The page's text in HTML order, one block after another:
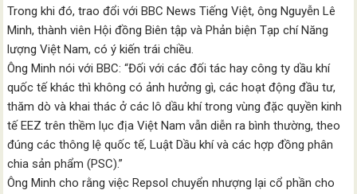
Trong khi đó, trao đổi với BBC News Tiếng Việt, ông Nguyễn Lê
Minh, thành viên Hội đồng Biên tập và Phản biện Tạp chí Năng
lượng Việt Nam, có ý kiến trái chiều.
Ông Minh nói với BBC: “Đối với các đối tác hay công ty dầu khí
quốc tế khác thì không có ảnh hưởng gì, các hoạt động đầu tư,
thăm dò và khai thác ở các lô dầu khí trong vùng đặc quyền kinh
tế EEZ trên thềm lục địa Việt Nam vẫn diễn ra bình thường, theo
đúng các thông lệ quốc tế, Luật Dầu khí và các hợp đồng phân
chia sản phẩm (PSC).”
Ông Minh cho rằng việc Repsol chuyển nhượng lại cổ phần cho